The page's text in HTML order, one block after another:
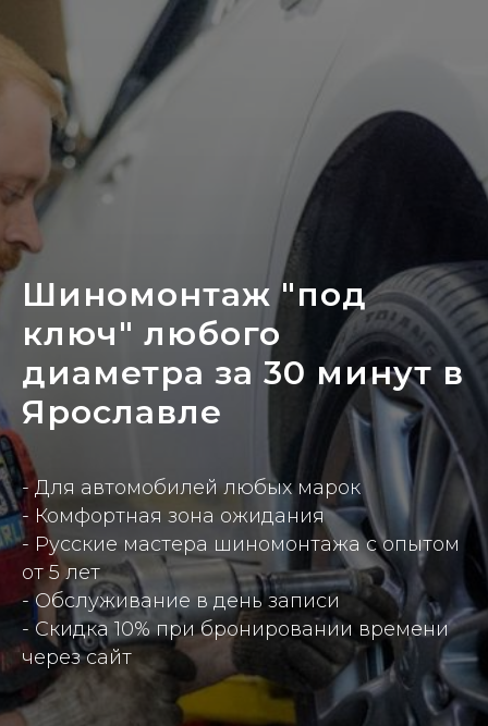
Шиномонтаж "под
ключ" любого
диаметра за 30 минут в
Ярославле
- Для автомобилей любых марок
- Комфортная зона ожидания
- Русские мастера шиномонтажа с опытом
от 5 лет
- Обслуживание в день записи
- Скидка 10% при бронировании времени
через сайт